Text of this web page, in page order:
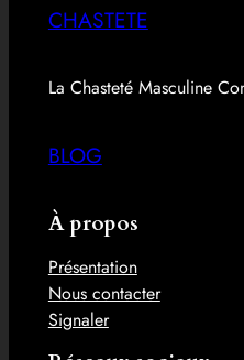
CHASTETE
La Chasteté Masculine
BLOG
À propos
Présentation
Nous contacter
Signaler